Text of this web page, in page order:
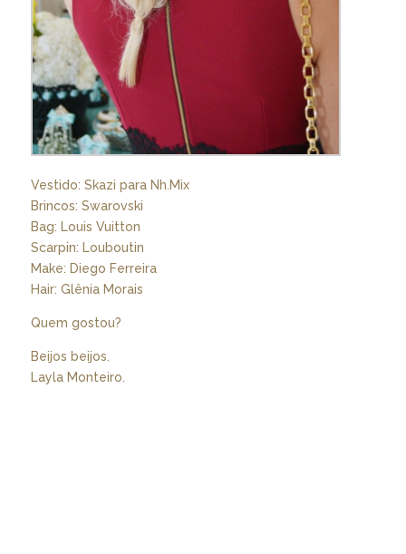
Vestido: Skazi para Nh.Mix
Brincos: Swarovski
Bag: Louis Vuitton
Scarpin: Louboutin
Make: Diego Ferreira
Hair: Glênia Morais
Quem gostou?
Beijos beijos.
Layla Monteiro.